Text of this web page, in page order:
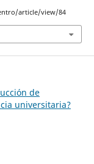
article/view/84
de
universitaria?